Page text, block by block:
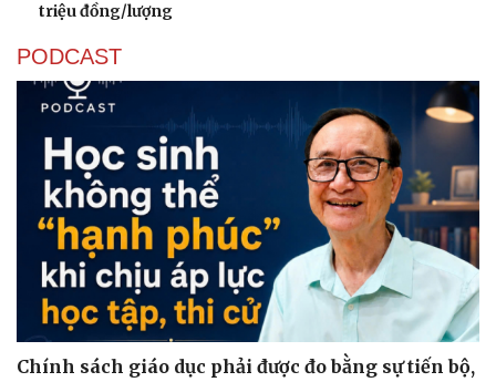
Tư vấn
Săn Tour
check-in
Podcast
Câu chuyện thời sự
Đọc truyện đêm khuya
Cửa sổ tình yêu
Kể chuyện cho bé
Hạt giống tâm hồn
triệu đồng/lượng
PODCAST
Chính sách giáo dục phải được đo bằng sự tiến bộ,